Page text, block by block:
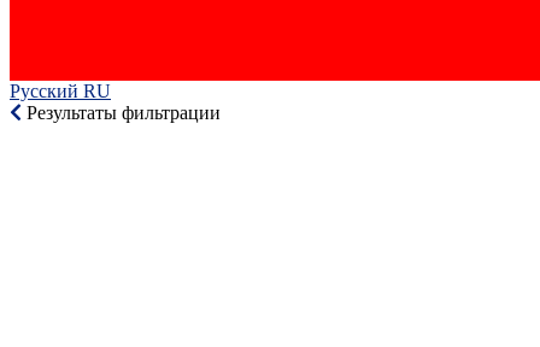
Русский RU‎
Результаты фильтрации